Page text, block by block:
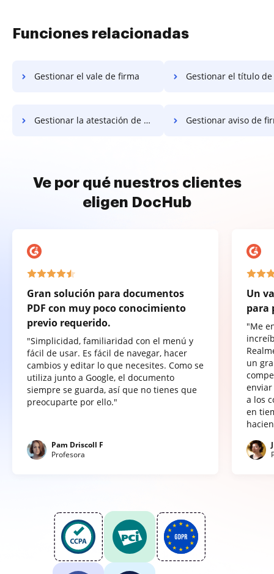
Funciones relacionadas
Gestionar el vale de firma Gestionar el título
Gestionar la atestación de firma Gestionar aviso de
Ve por qué nuestros clientes
eligen DocHub
Gran solución para documentos
PDF con muy poco conocimiento
previo requerido.
"Simplicidad, familiaridad con el menú y
fácil de usar. Es fácil de navegar, hacer
cambios y editar lo que necesites. Como se
utiliza junto a Google, el documento
siempre se guarda, así que no tienes que
preocuparte por ello."
Pam Driscoll F
Profesora
Un
para
"Me
un
a los
en